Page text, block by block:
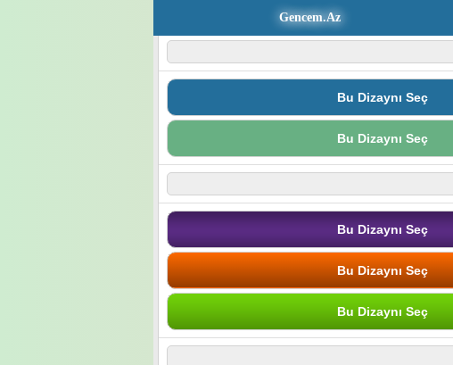
Gencem.Az
Bu Dizaynı Seç
Bu Dizaynı Seç
Bu Dizaynı Seç
Bu Dizaynı Seç
Bu Dizaynı Seç